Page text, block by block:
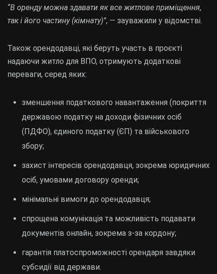
“В оренду можна здавати як все житлове приміщення,
так і його частину (кімнату)”, — зауважили у відомстві.
Також орендодавці, які беруть участь в проєкті
надаючи житло для ВПО, отримують додаткові
переваги, серед яких:
зменшення податкового навантаження (покриття
державою податку на доходи фізичних осіб
(ПДФО), єдиного податку (ЄП) та військового
збору;
захист інтересів орендодавця, зокрема юридичних
осіб, умовами договору оренди;
мінімальні вимоги до орендодавця;
спрощена комунікація та можливість подавати
документів онлайн, зокрема з-за кордону;
гарантія платоспроможності орендаря завдяки
субсидії від держави.